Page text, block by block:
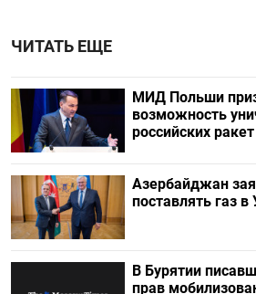
ЧИТАТЬ ЕЩЕ
МИД Польши
возможность
российских
Азербайджан
поставлять газ в
В Бурятии
прав